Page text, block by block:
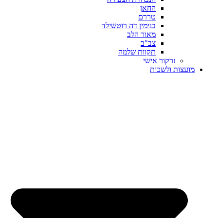
החאן
טררם
בנימין דה רוטשילד
מאור הלב
צב"ב
תקוות שלמה
זרקור אישי
מועצות ולשכות